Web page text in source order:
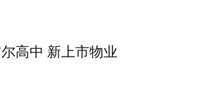
高中 新上市物业